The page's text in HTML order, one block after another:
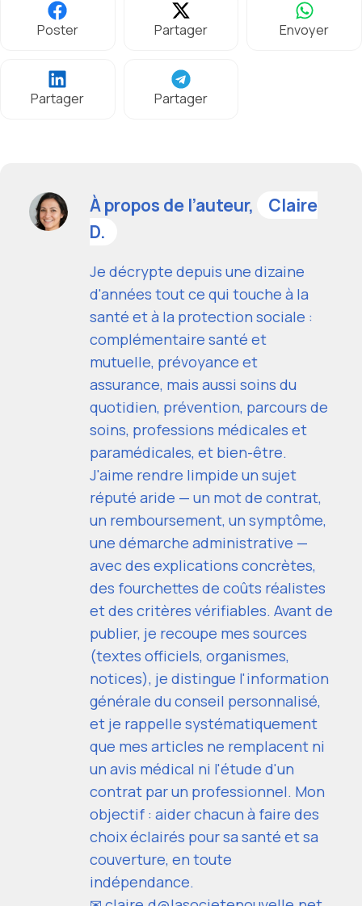
Poster Partager Envoyer
Partager Partager
À propos de l’auteur,
Claire
D.
Je décrypte depuis une dizaine
d'années tout ce qui touche à la
santé et à la protection sociale :
complémentaire santé et
mutuelle, prévoyance et
assurance, mais aussi soins du
quotidien, prévention, parcours de
soins, professions médicales et
paramédicales, et bien-être.
J'aime rendre limpide un sujet
réputé aride — un mot de contrat,
un remboursement, un symptôme,
une démarche administrative —
avec des explications concrètes,
des fourchettes de coûts réalistes
et des critères vérifiables. Avant de
publier, je recoupe mes sources
(textes officiels, organismes,
notices), je distingue l'information
générale du conseil personnalisé,
et je rappelle systématiquement
que mes articles ne remplacent ni
un avis médical ni l'étude d'un
contrat par un professionnel. Mon
objectif : aider chacun à faire des
choix éclairés pour sa santé et sa
couverture, en toute
indépendance.